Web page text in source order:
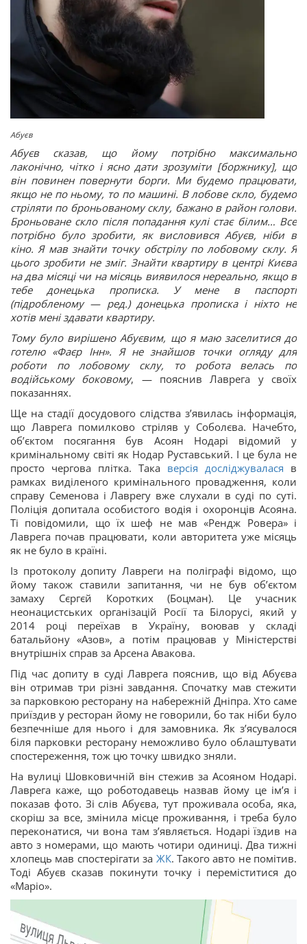
Абуєв
Абуєв сказав, що йому потрібно максимально
лаконічно, чітко і ясно дати зрозуміти [боржнику], що
він повинен повернути борги. Ми будемо працювати,
якщо не по ньому, то по машині. В лобове скло, будемо
стріляти по броньованому склу, бажано в район голови.
Броньоване скло після попадання кулі стає білим… Все
потрібно було зробити, як висловився Абуєв, ніби в
кіно. Я мав знайти точку обстрілу по лобовому склу. Я
цього зробити не зміг. Знайти квартиру в центрі Києва
на два місяці чи на місяць виявилося нереально, якщо в
тебе донецька прописка. У мене в паспорті
(підробленому —ред.) донецька прописка і ніхто не
хотів мені здавати квартиру.
Тому було вирішено Абуєвим, що я маю заселитися до
готелю «Фаєр Інн». Я не знайшов точки огляду для
роботи по лобовому склу, то робота велась по
водійському боковому, — пояснив Лаврега у своїх
показаннях.
Ще на стадії досудового слідства зʼявилась інформація,
що Лаврега помилково стріляв у Соболєва. Начебто,
обʼєктом посягання був Асоян Нодарі відомий у
кримінальному світі як Нодар Руставський. І це була не
просто чергова плітка. Така версія досліджувалася в
рамках виділеного кримінального провадження, коли
справу Семенова і Лаврегу вже слухали в суді по суті.
Поліція допитала особистого водія і охоронців Асояна.
Ті повідомили, що їх шеф не мав «Рендж Ровера» і
Лаврега почав працювати, коли авторитета уже місяць
як не було в країні.
Із протоколу допиту Лавреги на поліграфі відомо, що
йому також ставили запитання, чи не був обʼєктом
замаху Сєргєй Коротких (Боцман). Це учасник
неонацистських організацій Росії та Білорусі, який у
2014 році переїхав в Україну, воював у складі
батальйону «Азов», а потім працював у Міністерстві
внутрішніх справ за Арсена Авакова.
Під час допиту в суді Лаврега пояснив, що від Абуєва
він отримав три різні завдання. Спочатку мав стежити
за парковкою ресторану на набережній Дніпра. Хто саме
приїздив у ресторан йому не говорили, бо так ніби було
безпечніше для нього і для замовника. Як зʼясувалося
біля парковки ресторану неможливо було облаштувати
спостереження, тож цю точку швидко зняли.
На вулиці Шовковичній він стежив за Асояном Нодарі.
Лаврега каже, що роботодавець назвав йому це імʼя і
показав фото. Зі слів Абуєва, тут проживала особа, яка,
скоріш за все, змінила місце проживання, і треба було
переконатися, чи вона там зʼявляється. Нодарі їздив на
авто з номерами, що мають чотири одиниці. Два тижні
хлопець мав спостерігати за ЖК. Такого авто не помітив.
Тоді Абуєв сказав покинути точку і переміститися до
«Маріо».